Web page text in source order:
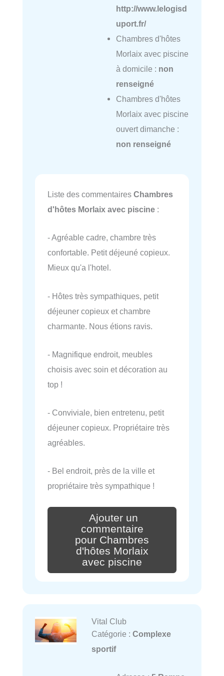
http://www.lelogisd
uport.fr/
Chambres d'hôtes
Morlaix avec piscine
à domicile : non
renseigné
Chambres d'hôtes
Morlaix avec piscine
ouvert dimanche :
non renseigné
Liste des commentaires Chambres
d'hôtes Morlaix avec piscine :
- Agréable cadre, chambre très
confortable. Petit déjeuné copieux.
Mieux qu'a l'hotel.
- Hôtes très sympathiques, petit
déjeuner copieux et chambre
charmante. Nous étions ravis.
- Magnifique endroit, meubles
choisis avec soin et décoration au
top !
- Conviviale, bien entretenu, petit
déjeuner copieux. Propriétaire très
agréables.
- Bel endroit, près de la ville et
propriétaire très sympathique !
Ajouter un
commentaire
pour Chambres
d'hôtes Morlaix
avec piscine
Vital Club
Catégorie : Complexe
sportif